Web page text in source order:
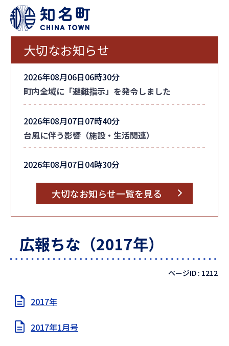
大切なお知らせ
2026年08月06日06時30分
町内全域に「避難指示」を発令しました
2026年08月07日07時40分
台風に伴う影響（施設・生活関連）
2026年08月07日04時30分
大切なお知らせ一覧を見る
広報ちな（2017年）
ページID : 1212
2017年
2017年1月号